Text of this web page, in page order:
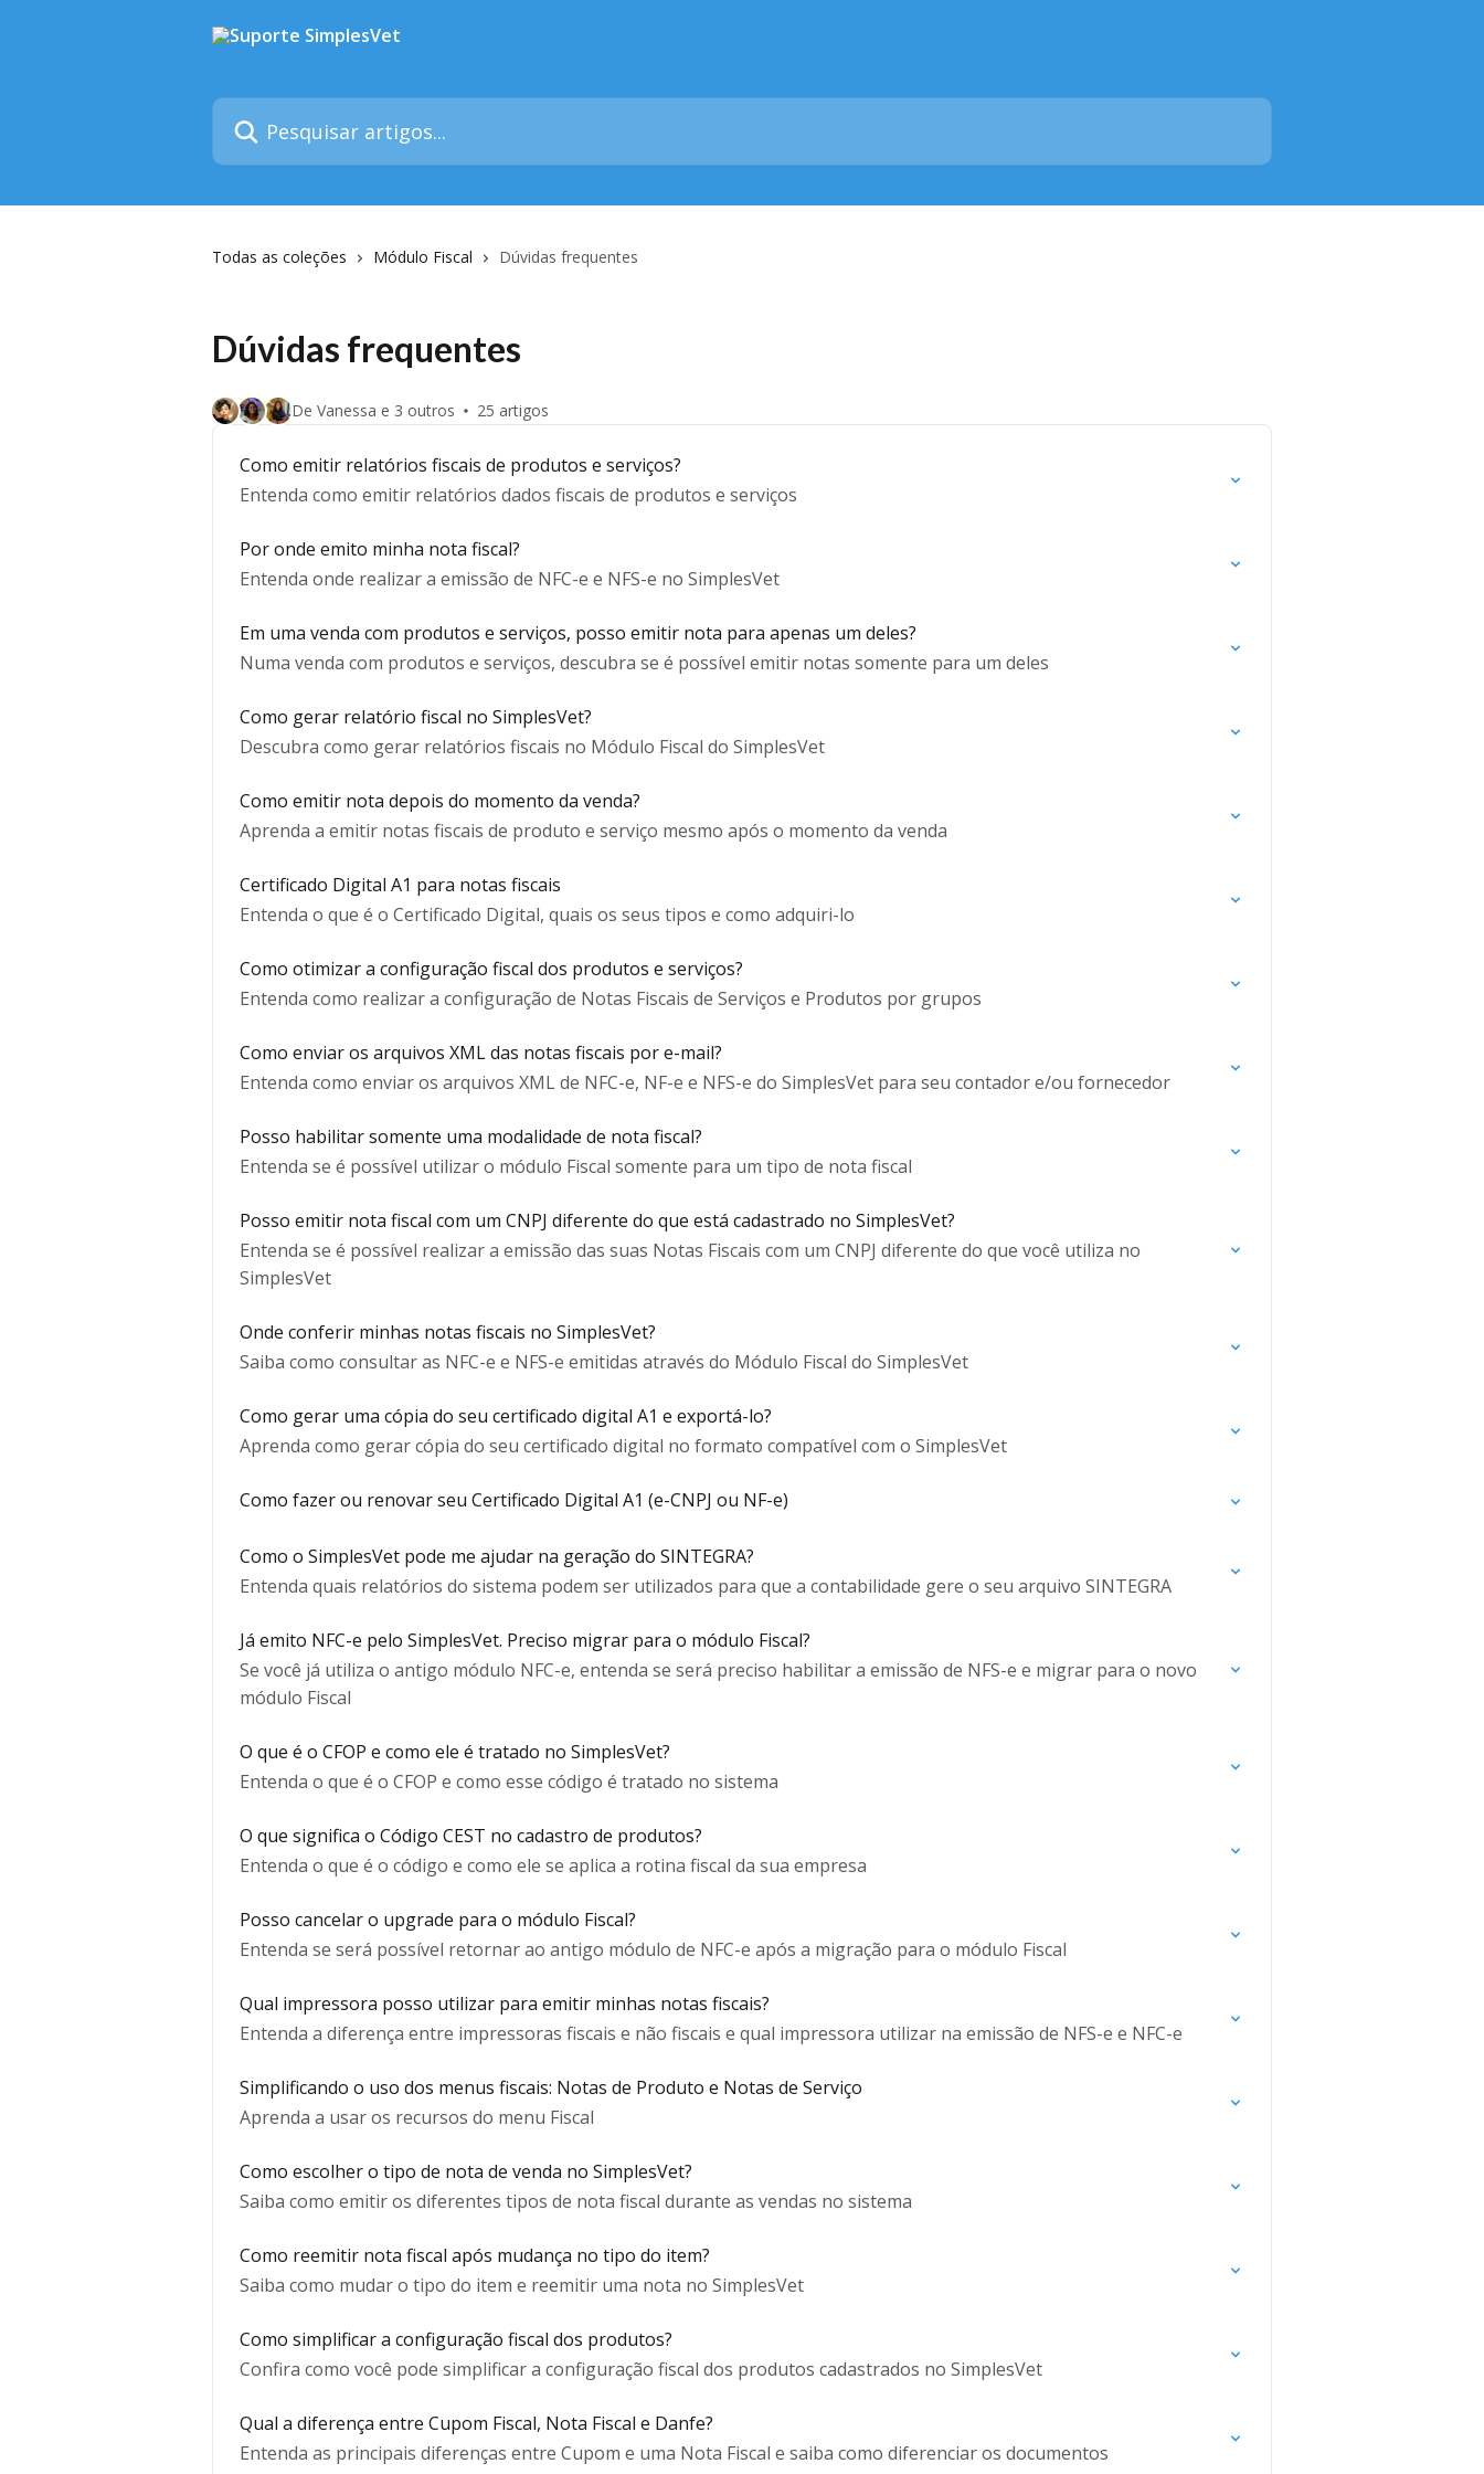
Pesquisar artigos...
Todas as coleções Módulo Fiscal Dúvidas frequentes
Dúvidas frequentes
De Vanessa e 3 outros 25 artigos
Como emitir relatórios fiscais de produtos e serviços?
Entenda como emitir relatórios dados fiscais de produtos e serviços
Por onde emito minha nota fiscal?
Entenda onde realizar a emissão de NFC-e e NFS-e no SimplesVet
Em uma venda com produtos e serviços, posso emitir nota para apenas um deles?
Numa venda com produtos e serviços, descubra se é possível emitir notas somente para um deles
Como gerar relatório fiscal no SimplesVet?
Descubra como gerar relatórios fiscais no Módulo Fiscal do SimplesVet
Como emitir nota depois do momento da venda?
Aprenda a emitir notas fiscais de produto e serviço mesmo após o momento da venda
Certificado Digital A1 para notas fiscais
Entenda o que é o Certificado Digital, quais os seus tipos e como adquiri-lo
Como otimizar a configuração fiscal dos produtos e serviços?
Entenda como realizar a configuração de Notas Fiscais de Serviços e Produtos por grupos
Como enviar os arquivos XML das notas fiscais por e-mail?
Entenda como enviar os arquivos XML de NFC-e, NF-e e NFS-e do SimplesVet para seu contador e/ou fornecedor
Posso habilitar somente uma modalidade de nota fiscal?
Entenda se é possível utilizar o módulo Fiscal somente para um tipo de nota fiscal
Posso emitir nota fiscal com um CNPJ diferente do que está cadastrado no SimplesVet?
Entenda se é possível realizar a emissão das suas Notas Fiscais com um CNPJ diferente do que você utiliza no
SimplesVet
Onde conferir minhas notas fiscais no SimplesVet?
Saiba como consultar as NFC-e e NFS-e emitidas através do Módulo Fiscal do SimplesVet
Como gerar uma cópia do seu certificado digital A1 e exportá-lo?
Aprenda como gerar cópia do seu certificado digital no formato compatível com o SimplesVet
Como fazer ou renovar seu Certificado Digital A1 (e-CNPJ ou NF-e)
Como o SimplesVet pode me ajudar na geração do SINTEGRA?
Entenda quais relatórios do sistema podem ser utilizados para que a contabilidade gere o seu arquivo SINTEGRA
Já emito NFC-e pelo SimplesVet. Preciso migrar para o módulo Fiscal?
Se você já utiliza o antigo módulo NFC-e, entenda se será preciso habilitar a emissão de NFS-e e migrar para o novo
módulo Fiscal
O que é o CFOP e como ele é tratado no SimplesVet?
Entenda o que é o CFOP e como esse código é tratado no sistema
O que significa o Código CEST no cadastro de produtos?
Entenda o que é o código e como ele se aplica a rotina fiscal da sua empresa
Posso cancelar o upgrade para o módulo Fiscal?
Entenda se será possível retornar ao antigo módulo de NFC-e após a migração para o módulo Fiscal
Qual impressora posso utilizar para emitir minhas notas fiscais?
Entenda a diferença entre impressoras fiscais e não fiscais e qual impressora utilizar na emissão de NFS-e e NFC-e
Simplificando o uso dos menus fiscais: Notas de Produto e Notas de Serviço
Aprenda a usar os recursos do menu Fiscal
Como escolher o tipo de nota de venda no SimplesVet?
Saiba como emitir os diferentes tipos de nota fiscal durante as vendas no sistema
Como reemitir nota fiscal após mudança no tipo do item?
Saiba como mudar o tipo do item e reemitir uma nota no SimplesVet
Como simplificar a configuração fiscal dos produtos?
Confira como você pode simplificar a configuração fiscal dos produtos cadastrados no SimplesVet
Qual a diferença entre Cupom Fiscal, Nota Fiscal e Danfe?
Entenda as principais diferenças entre Cupom e uma Nota Fiscal e saiba como diferenciar os documentos